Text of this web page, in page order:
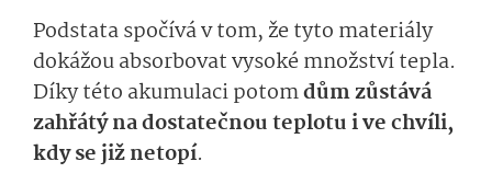
Podstata spočívá v tom, že tyto materiály
dokážou absorbovat vysoké množství tepla.
Díky této akumulaci potomdům zůstává
zahřátý na dostatečnou teplotu i ve chvíli,
kdy se již netopí.